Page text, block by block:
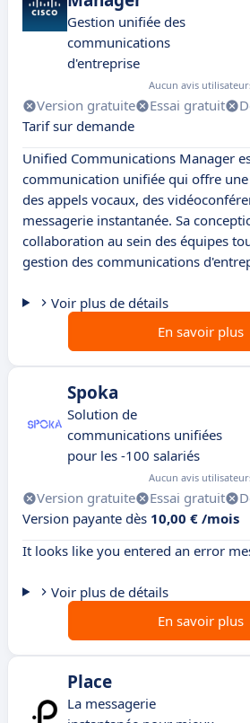
Gestion unifiée des
communications
d'entreprise
Aucun avis
Version gratuite Essai gratuit
Tarif sur demande
Unified Communications Manager
communication unifiée qui offre
des appels vocaux, des
messagerie instantanée. Sa
collaboration au sein des équipes
gestion des communications
Voir plus de détails
En savoir plus
Spoka
Solution de
communications unifiées
pour les -100 salariés
Aucun avis
Version gratuite Essai gratuit
Version payante dès 10,00 € /mois
It looks like you entered an error
Voir plus de détails
En savoir plus
Place
La messagerie